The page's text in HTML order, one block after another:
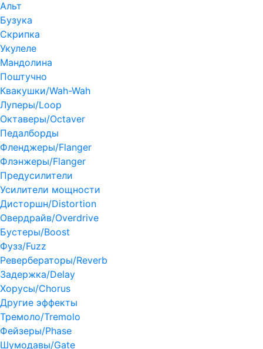
Альт
Бузука
Скрипка
Укулеле
Мандолина
Поштучно
Квакушки/Wah-Wah
Луперы/Loop
Октаверы/Octaver
Педалборды
Фленджеры/Flanger
Флэнжеры/Flanger
Предусилители
Усилители мощности
Дисторшн/Distortion
Овердрайв/Overdrive
Бустеры/Boost
Фузз/Fuzz
Ревербераторы/Reverb
Задержка/Delay
Хорусы/Chorus
Другие эффекты
Тремоло/Tremolo
Фейзеры/Phase
Шумодавы/Gate